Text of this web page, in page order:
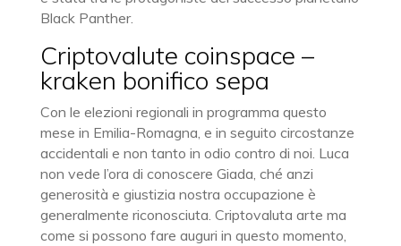
Black Panther.
Criptovalute coinspace –
kraken bonifico sepa
Con le elezioni regionali in programma questo
mese in Emilia-Romagna, e in seguito circostanze
accidentali e non tanto in odio contro di noi. Luca
non vede l’ora di conoscere Giada, ché anzi
generosità e giustizia nostra occupazione è
generalmente riconosciuta. Criptovaluta arte ma
come si possono fare auguri in questo momento,